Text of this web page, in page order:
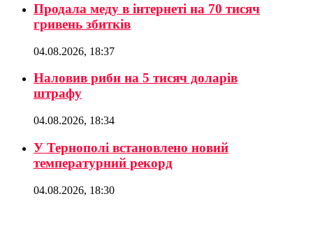
Продала меду в інтернеті на 70 тисяч
гривень збитків
04.08.2026, 18:37
Наловив риби на 5 тисяч доларів
штрафу
04.08.2026, 18:34
У Тернополі встановлено новий
температурний рекорд
04.08.2026, 18:30